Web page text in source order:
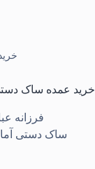
خرید عمده ساک
فرزانه
ساک دستی